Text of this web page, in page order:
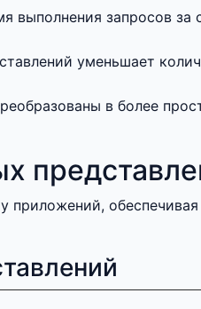
выполнения запросов за
уменьшает
в более
приложений,